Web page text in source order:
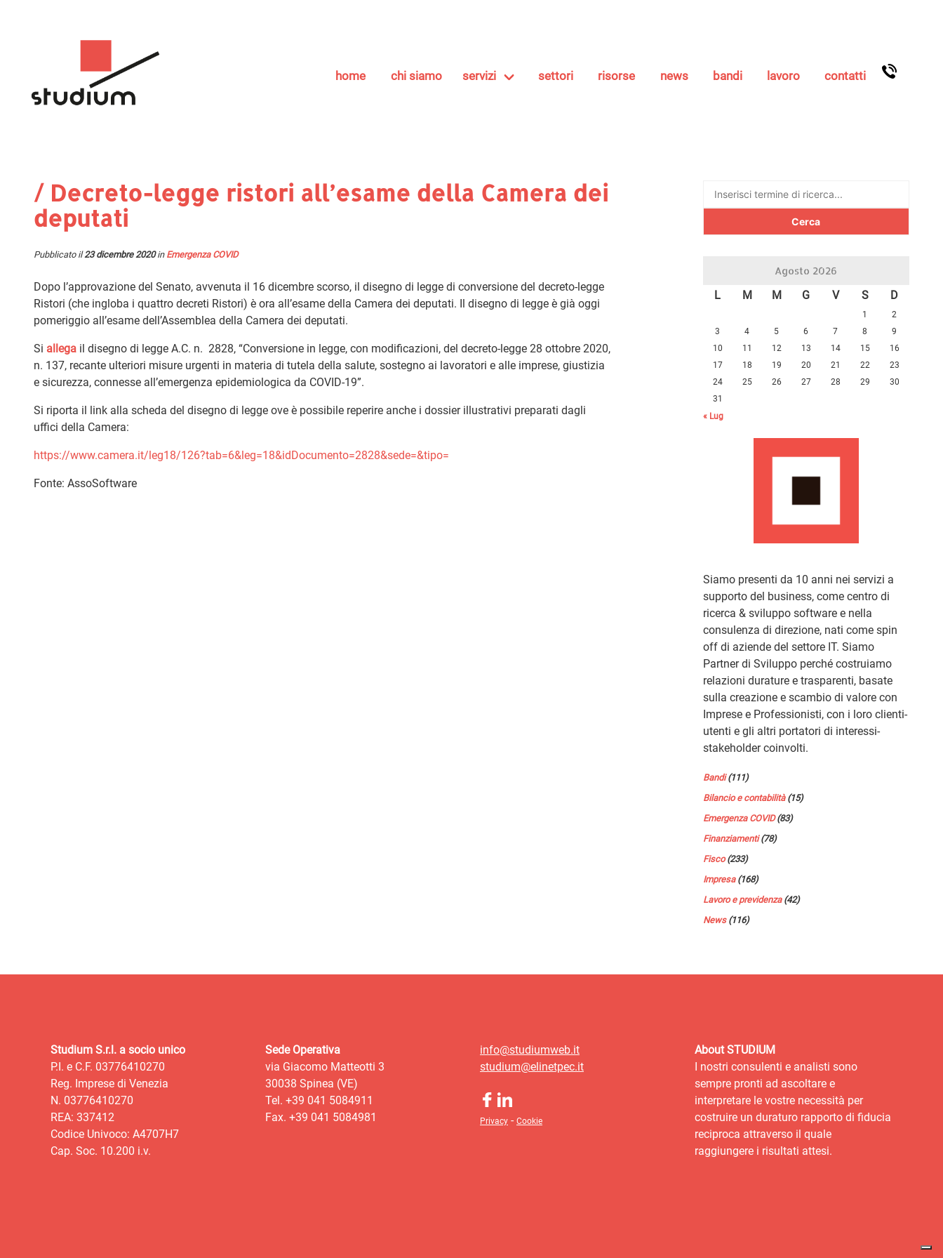
home chi siamo servizi settori risorse news bandi lavoro contatti
/ Decreto-legge ristori all’esame della Camera dei
deputati
Pubblicato il23 dicembre 2020in Emergenza COVID
Dopo l’approvazione del Senato, avvenuta il 16 dicembre scorso, il disegno di legge di conversione del decreto-legge
Ristori (che ingloba i quattro decreti Ristori) è ora all’esame della Camera dei deputati. Il disegno di legge è già oggi
pomeriggio all’esame dell’Assemblea della Camera dei deputati.
Si allega il disegno di legge A.C. n. 2828, “Conversione in legge, con modificazioni, del decreto-legge 28 ottobre 2020,
n. 137, recante ulteriori misure urgenti in materia di tutela della salute, sostegno ai lavoratori e alle imprese, giustizia
e sicurezza, connesse all’emergenza epidemiologica da COVID-19”.
Si riporta il link alla scheda del disegno di legge ove è possibile reperire anche i dossier illustrativi preparati dagli
uffici della Camera:
https://www.camera.it/leg18/126?tab=6&leg=18&idDocumento=2828&sede=&tipo=
Fonte: AssoSoftware
Ricerca
Agosto 2026
L M M G V S D
1
2
3
4 5 6 7 8
9
10
11 12 13 14 15
16
17
18 19 20 21 22
23
24
25 26 27 28 29
30
31
« Lug
Siamo presenti da 10 anni nei servizi a
supporto del business, come centro di
ricerca & sviluppo software e nella
consulenza di direzione, nati come spin
off di aziende del settore IT. Siamo
Partner di Sviluppo perché costruiamo
relazioni durature e trasparenti, basate
sulla creazione e scambio di valore con
Imprese e Professionisti, con i loro clienti-
utenti e gli altri portatori di interessi-
stakeholder coinvolti.
Bandi(111)
Bilancio e contabilità(15)
Emergenza COVID(83)
Finanziamenti(78)
Fisco(233)
Impresa(168)
Lavoro e previdenza(42)
News(116)
Studium S.r.l. a socio unico
P.I. e C.F. 03776410270
Reg. Imprese di Venezia
N. 03776410270
REA: 337412
Codice Univoco: A4707H7
Cap. Soc. 10.200 i.v.
Sede Operativa
via Giacomo Matteotti 3
30038 Spinea (VE)
Tel. +39 041 5084911
Fax. +39 041 5084981
info@studiumweb.it
studium@elinetpec.it
Privacy - Cookie
About STUDIUM
I nostri consulenti e analisti sono
sempre pronti ad ascoltare e
interpretare le vostre necessità per
costruire un duraturo rapporto di fiducia
reciproca attraverso il quale
raggiungere i risultati attesi.